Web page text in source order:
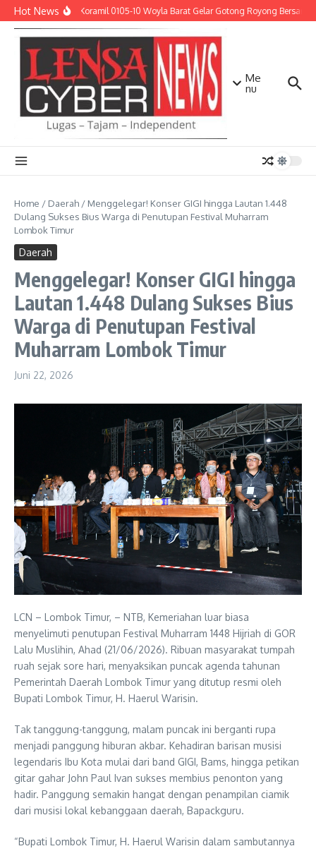
Lewati ke konten
Hot NewsBabinsa Koramil 0105-10 Woyla Barat Gelar Gotong Royong Bersama
Me
nu
Home / Daerah / Menggelegar! Konser GIGI hingga Lautan 1.448
Dulang Sukses Bius Warga di Penutupan Festival Muharram
Lombok Timur
Daerah
Menggelegar! Konser GIGI hingga
Lautan 1.448 Dulang Sukses Bius
Warga di Penutupan Festival
Muharram Lombok Timur
Juni 22, 2026
LCN – Lombok Timur, – NTB, Kemeriahan luar biasa
menyelimuti penutupan Festival Muharram 1448 Hijriah di GOR
Lalu Muslihin, Ahad (21/06/2026). Ribuan masyarakat tumpah
ruah sejak sore hari, menyaksikan puncak agenda tahunan
Pemerintah Daerah Lombok Timur yang ditutup resmi oleh
Bupati Lombok Timur, H. Haerul Warisin.
Tak tanggung-tanggung, malam puncak ini berganti rupa
menjadi panggung hiburan akbar. Kehadiran barisan musisi
legendaris Ibu Kota mulai dari band GIGI, Bams, hingga petikan
gitar gahar John Paul Ivan sukses membius penonton yang
hadir. Panggung semakin hangat dengan penampilan ciamik
dari musisi lokal kebanggaan daerah, Bapackguru.
“Bupati Lombok Timur, H. Haerul Warisin dalam sambutannya